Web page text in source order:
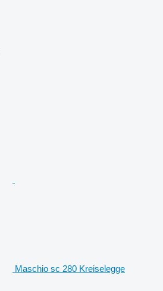
Maschio sc 280 Kreiselegge